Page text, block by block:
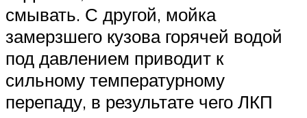
смывать. С другой, мойка
замерзшего кузова горячей водой
под давлением приводит к
сильному температурному
перепаду, в результате чего ЛКП